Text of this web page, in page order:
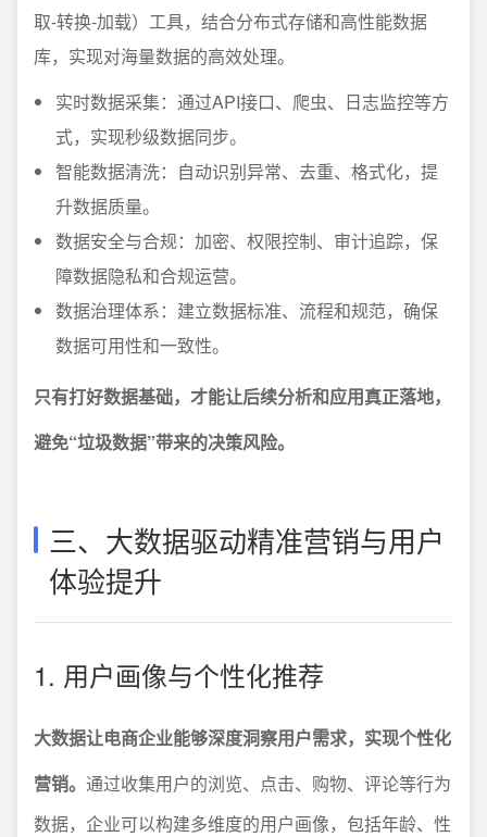
取-转换-加载）工具，结合分布式存储和高性能数据
库，实现对海量数据的高效处理。
实时数据采集：通过API接口、爬虫、日志监控等方
式，实现秒级数据同步。
智能数据清洗：自动识别异常、去重、格式化，提
升数据质量。
数据安全与合规：加密、权限控制、审计追踪，保
障数据隐私和合规运营。
数据治理体系：建立数据标准、流程和规范，确保
数据可用性和一致性。
只有打好数据基础，才能让后续分析和应用真正落地，
避免“垃圾数据”带来的决策风险。
三、大数据驱动精准营销与用户
体验提升
1. 用户画像与个性化推荐
大数据让电商企业能够深度洞察用户需求，实现个性化
营销。 通过收集用户的浏览、点击、购物、评论等行为
数据，企业可以构建多维度的用户画像，包括年龄、性